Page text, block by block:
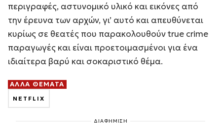
περιγραφές, αστυνομικό υλικό και εικόνες από
την έρευνα των αρχών, γι’ αυτό και απευθύνεται
κυρίως σε θεατές που παρακολουθούν true crime
παραγωγές και είναι προετοιμασμένοι για ένα
ιδιαίτερα βαρύ και σοκαριστικό θέμα.
ΑΛΛΑ ΘΕΜΑΤΑ
NETFLIX
ΔΙΑΦΗΜΙΣΗ